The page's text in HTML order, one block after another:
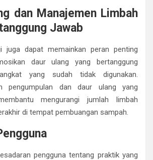
dan Manajemen Limbah
Jawab
juga dapat memainkan peran penting
daur ulang yang bertanggung
yang sudah tidak digunakan.
pengumpulan dan daur ulang yang
mengurangi jumlah limbah
di tempat pembuangan sampah.
pengguna tentang praktik yang